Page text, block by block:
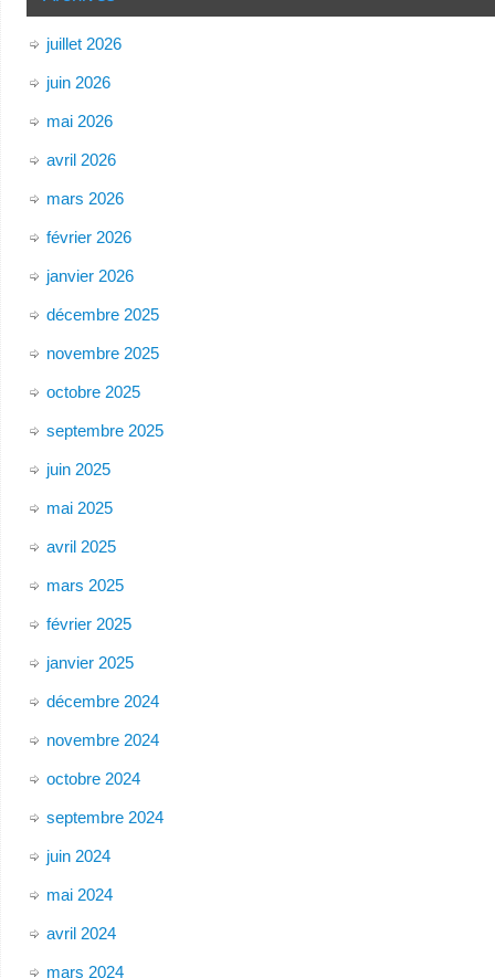
juillet 2026
juin 2026
mai 2026
avril 2026
mars 2026
février 2026
janvier 2026
décembre 2025
novembre 2025
octobre 2025
septembre 2025
juin 2025
mai 2025
avril 2025
mars 2025
février 2025
janvier 2025
décembre 2024
novembre 2024
octobre 2024
septembre 2024
juin 2024
mai 2024
avril 2024
mars 2024